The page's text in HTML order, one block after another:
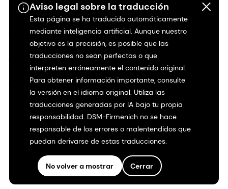
Aviso legal sobre la traducción
Esta página se ha traducido automáticamente
mediante inteligencia artificial. Aunque nuestro
objetivo es la precisión, es posible que las
traducciones no sean perfectas o que
interpreten erróneamente el contenido original.
Para obtener información importante, consulte
la versión en el idioma original. Utiliza las
traducciones generadas por IA bajo tu propia
responsabilidad. DSM-Firmenich no se hace
responsable de los errores o malentendidos que
puedan derivarse de estas traducciones.
No volver a mostrar Cerrar
Protección de datos
Condiciones de uso
Condiciones generales
Transparencia en California
Declaración de accesibilidad
Información jurídica
Mapa del sitio